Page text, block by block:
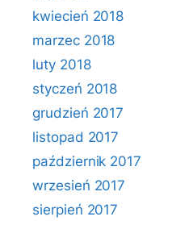
kwiecień 2018
marzec 2018
luty 2018
styczeń 2018
grudzień 2017
listopad 2017
październik 2017
wrzesień 2017
sierpień 2017